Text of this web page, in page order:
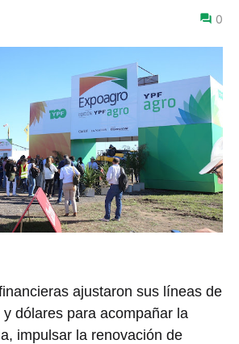
0
ajustaron sus líneas de
dólares para acompañar la
impulsar la renovación de